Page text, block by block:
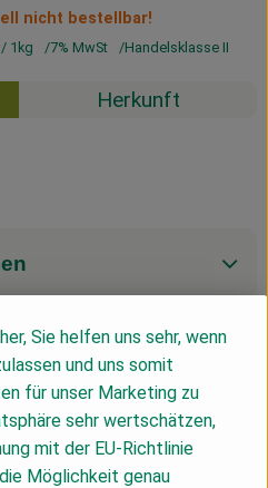
nicht bestellbar!
/ 1kg 7% MwSt Handelsklasse II
Herkunft
Sie helfen uns sehr, wenn
und uns somit
für unser Marketing zu
sehr wertschätzen,
mit der EU-Richtlinie
Möglichkeit genau